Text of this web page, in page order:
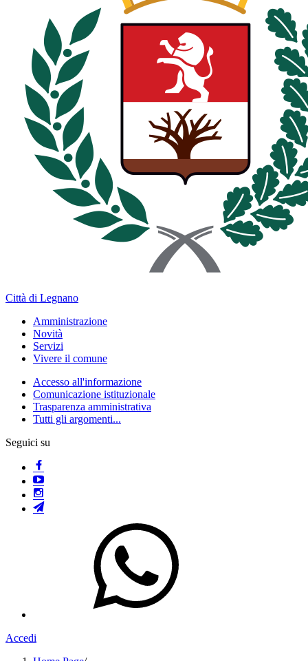
Città di Legnano
Amministrazione
Novità
Servizi
Vivere il comune
Accesso all'informazione
Comunicazione istituzionale
Trasparenza amministrativa
Tutti gli argomenti...
Seguici su
Accedi